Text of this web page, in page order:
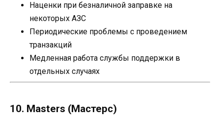
Наценки при безналичной заправке на
некоторых АЗС
Периодические проблемы с проведением
транзакций
Медленная работа службы поддержки в
отдельных случаях
10. Masters (Мастерс)